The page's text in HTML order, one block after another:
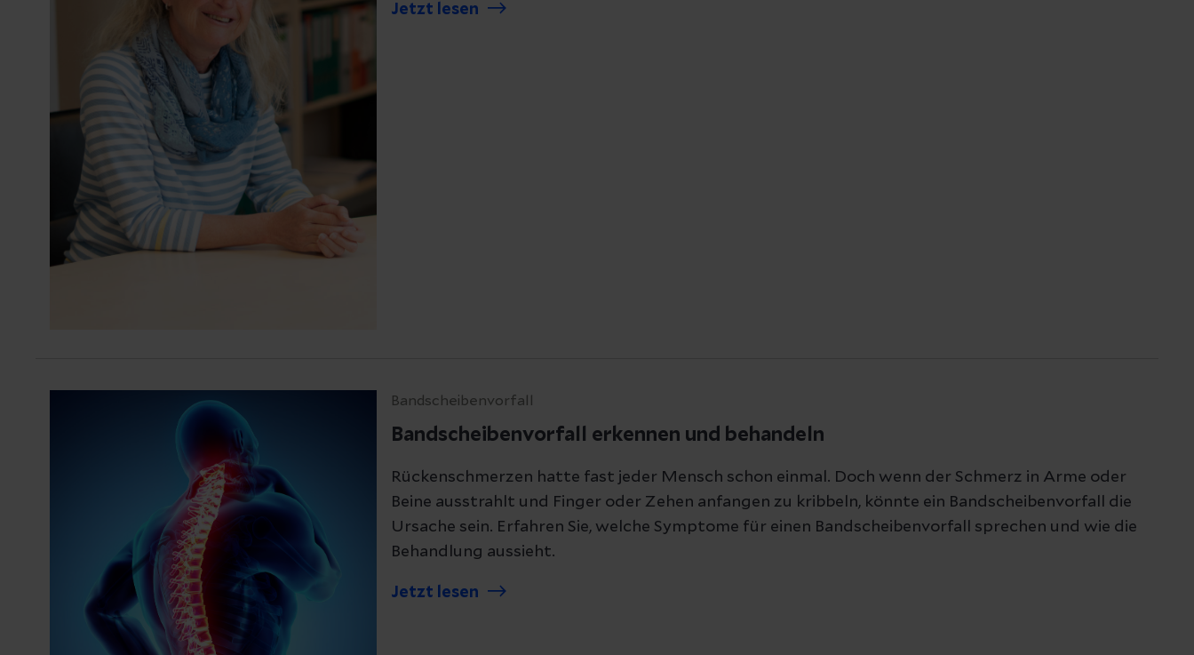
Jetzt lesen
Bandscheibenvorfall
Bandscheibenvorfall erkennen und behandeln
Rückenschmerzen hatte fast jeder Mensch schon einmal. Doch wenn der Schmerz in Arme oder
Beine ausstrahlt und Finger oder Zehen anfangen zu kribbeln, könnte ein Bandscheibenvorfall die
Ursache sein. Erfahren Sie, welche Symptome für einen Bandscheibenvorfall sprechen und wie die
Behandlung aussieht.
Jetzt lesen